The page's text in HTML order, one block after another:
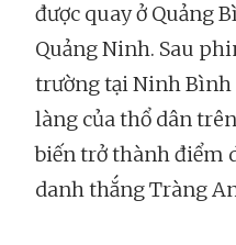
được quay ở Quảng
Quảng Ninh. Sau
trường tại Ninh
làng của thổ dân
biến trở thành điểm
danh thắng Tràng